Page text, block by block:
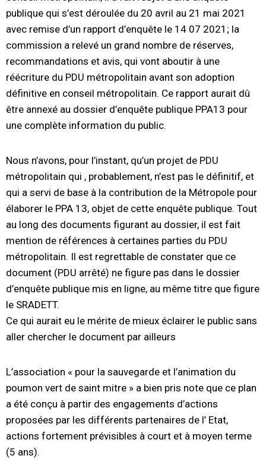
publique qui s’est déroulée du 20 avril au 21 mai 2021
avec remise d’un rapport d’enquête le 14 07 2021; la
commission a relevé un grand nombre de réserves,
recommandations et avis, qui vont aboutir à une
réécriture du PDU métropolitain avant son adoption
définitive en conseil métropolitain. Ce rapport aurait dû
être annexé au dossier d’enquête publique PPA13 pour
une complète information du public.
Nous n’avons, pour l’instant, qu’un projet de PDU
métropolitain qui , probablement, n’est pas le définitif, et
qui a servi de base à la contribution de la Métropole pour
élaborer le PPA 13, objet de cette enquête publique. Tout
au long des documents figurant au dossier, il est fait
mention de références à certaines parties du PDU
métropolitain. Il est regrettable de constater que ce
document (PDU arrêté) ne figure pas dans le dossier
d’enquête publique mis en ligne, au même titre que figure
le SRADETT.
Ce qui aurait eu le mérite de mieux éclairer le public sans
aller chercher le document par ailleurs
L’association « pour la sauvegarde et l’animation du
poumon vert de saint mitre » a bien pris note que ce plan
a été conçu à partir des engagements d’actions
proposées par les différents partenaires de l’ Etat,
actions fortement prévisibles à court et à moyen terme
(5 ans).